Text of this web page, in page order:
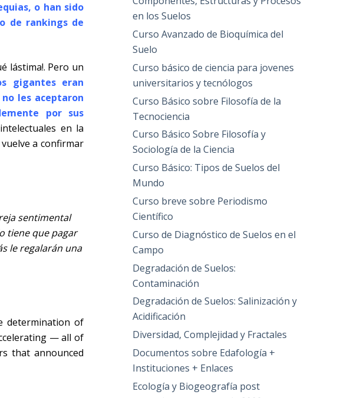
o han sido
de rankings de
lástima!. Pero un
gigantes eran
les aceptaron
por sus
en la
a confirmar
sentimental
tiene que pagar
le regalarán una
determination of
— all of
that announced
en los Suelos
Curso Avanzado de Bioquímica del
Suelo
Curso básico de ciencia para jovenes
universitarios y tecnólogos
Curso Básico sobre Filosofía de la
Tecnociencia
Curso Básico Sobre Filosofía y
Sociología de la Ciencia
Curso Básico: Tipos de Suelos del
Mundo
Curso breve sobre Periodismo
Científico
Curso de Diagnóstico de Suelos en el
Campo
Degradación de Suelos:
Contaminación
Degradación de Suelos: Salinización y
Acidificación
Diversidad, Complejidad y Fractales
Documentos sobre Edafología +
Instituciones + Enlaces
Ecología y Biogeografía post